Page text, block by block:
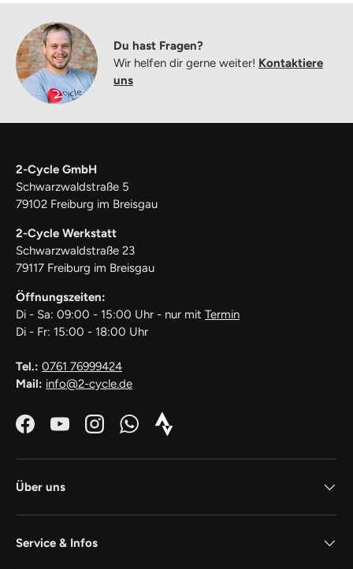
Du hast Fragen?
Wir helfen dir gerne weiter! Kontaktiere
uns
2-Cycle GmbH
Schwarzwaldstraße 5
79102 Freiburg im Breisgau
2-Cycle Werkstatt
Schwarzwaldstraße 23
79117 Freiburg im Breisgau
Öffnungszeiten:
Di - Sa: 09:00 - 15:00 Uhr - nur mit Termin
Di - Fr: 15:00 - 18:00 Uhr
Tel.: 0761 76999424
Mail: info@2-cycle.de
FacebookYouTubeInstagramWhatsAppStrava_Icon_Logo_white1
Über uns
Service & Infos